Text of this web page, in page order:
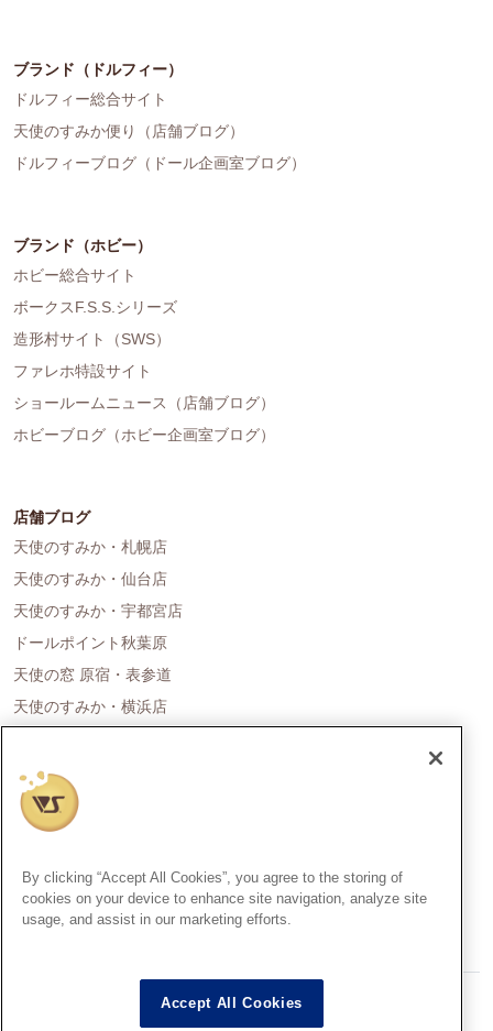
ブランド（ドルフィー）
ドルフィー総合サイト
天使のすみか便り（店舗ブログ）
ドルフィーブログ（ドール企画室ブログ）
ブランド（ホビー）
ホビー総合サイト
ボークスF.S.S.シリーズ
造形村サイト（SWS）
ファレホ特設サイト
ショールームニュース（店舗ブログ）
ホビーブログ（ホビー企画室ブログ）
店舗ブログ
天使のすみか・札幌店
天使のすみか・仙台店
天使のすみか・宇都宮店
ドールポイント秋葉原
天使の窓 原宿・表参道
天使のすみか・横浜店
天使の里 霞中庵
ドールポイント大阪
天使のすみか・神戸店
天使のすみか・福岡店
創作造形©造形村/ボークス
By clicking “Accept All Cookies”, you agree to the storing of
cookies on your device to enhance site navigation, analyze site
usage, and assist in our marketing efforts.
Accept All Cookies